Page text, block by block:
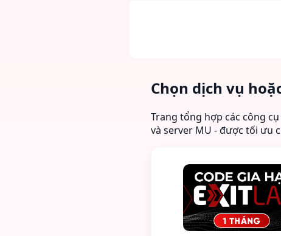
Chọn dịch vụ
Trang tổng hợp các công
và server MU - được tối ưu